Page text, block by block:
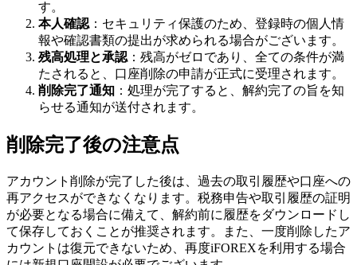
す。
本人確認 ：セキュリティ保護のため、登録時の個人情
報や確認書類の提出が求められる場合がございます。
残高処理と承認 ：残高がゼロであり、全ての条件が満
たされると、口座削除の申請が正式に受理されます。
削除完了通知 ：処理が完了すると、解約完了の旨を知
らせる通知が送付されます。
削除完了後の注意点
アカウント削除が完了した後は、過去の取引履歴や口座への
再アクセスができなくなります。税務申告や取引履歴の証明
が必要となる場合に備えて、解約前に履歴をダウンロードし
て保存しておくことが推奨されます。また、一度削除したア
カウントは復元できないため、再度iFOREXを利用する場合